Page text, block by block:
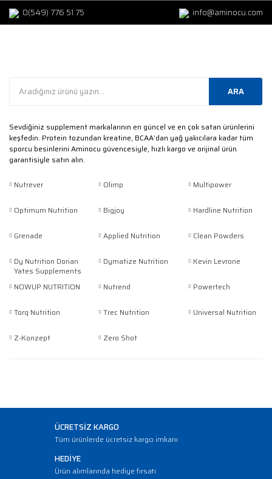
0(549) 776 51 75 info@aminocu.com
ARA
Sevdiğiniz supplement markalarının en güncel ve en çok satan ürünlerini
keşfedin. Protein tozundan kreatine, BCAA’dan yağ yakıcılara kadar tüm
sporcu besinlerini Aminocu güvencesiyle, hızlı kargo ve orijinal ürün
garantisiyle satın alın.
Nutrever Olimp Multipower
Optimum Nutrition Bigjoy Hardline Nutrition
Grenade Applied Nutrition Clean Powders
Dy Nutrition Dorian
Yates Supplements
Dymatize Nutrition Kevin Levrone
NOWUP NUTRITION Nutrend Powertech
Torq Nutrition Trec Nutrition Universal Nutrition
Z-Konzept Zero Shot
ÜCRETSİZ KARGO
Tüm ürünlerde ücretsiz kargo imkanı
HEDİYE
Ürün alımlarında hediye fırsatı